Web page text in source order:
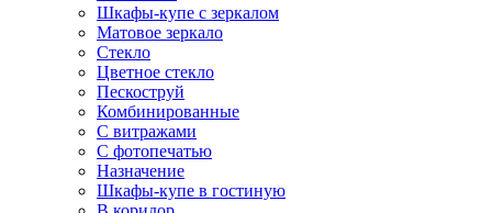
Шкафы-купе с зеркалом
Матовое зеркало
Стекло
Цветное стекло
Пескоструй
Комбинированные
С витражами
С фотопечатью
Назначение
Шкафы-купе в гостиную